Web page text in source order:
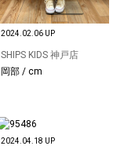
2024.02.06 UP
SHIPS KIDS 神戸店
岡部 / cm
2024.04.18 UP